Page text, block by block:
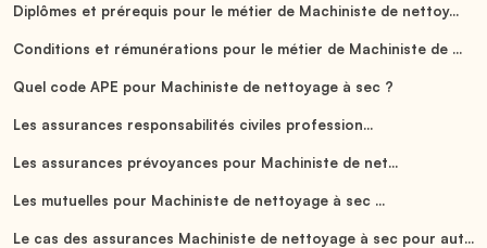
Diplômes et prérequis pour le métier de Machiniste de nettoy...
Conditions et rémunérations pour le métier de Machiniste de ...
Quel code APE pour Machiniste de nettoyage à sec ?
Les assurances responsabilités civiles profession...
Les assurances prévoyances pour Machiniste de net...
Les mutuelles pour Machiniste de nettoyage à sec ...
Le cas des assurances Machiniste de nettoyage à sec pour aut...